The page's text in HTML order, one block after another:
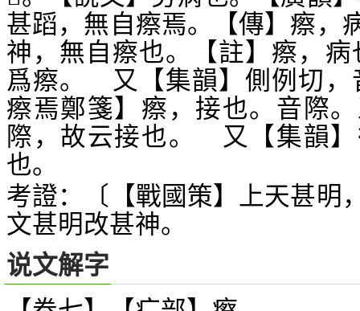
甚蹈，無自瘵焉。【傳】瘵，
神，無自瘵也。【註】瘵，
爲瘵。 又【集韻】側例切，
瘵焉鄭箋】瘵，接也。音際
際，故云接也。 又【集韻
也。
考證：〔【戰國策】上天甚
文甚明改甚神。
说文解字